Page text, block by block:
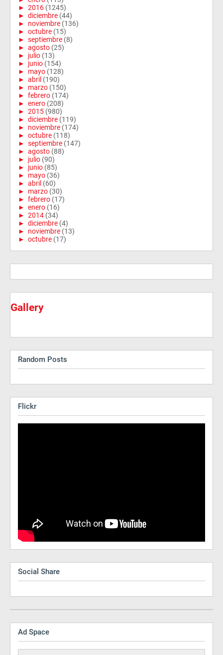
► 2016 (1245)
► diciembre (44)
► noviembre (136)
► octubre (15)
► septiembre (8)
► agosto (25)
► julio (13)
► junio (154)
► mayo (128)
► abril (190)
► marzo (150)
► febrero (174)
► enero (208)
► 2015 (980)
► diciembre (119)
► noviembre (174)
► octubre (118)
► septiembre (147)
► agosto (88)
► julio (90)
► junio (85)
► mayo (36)
► abril (60)
► marzo (30)
► febrero (17)
► enero (16)
► 2014 (34)
► diciembre (4)
► noviembre (13)
► octubre (17)
Gallery
Random Posts
Flickr
Social Share
Ad Space